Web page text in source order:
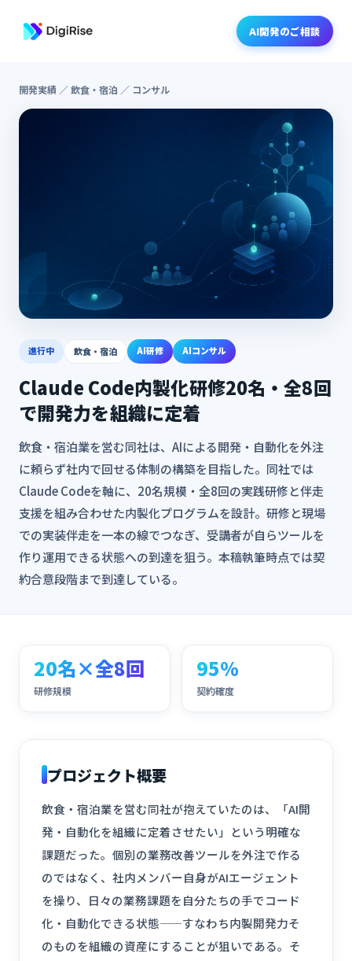
AI開発のご相談
開発実績 ／ 飲食・宿泊 ／ コンサル
進行中 飲食・宿泊 AI研修 AIコンサル
Claude Code内製化研修20名・全8回
で開発力を組織に定着
飲食・宿泊業を営む同社は、AIによる開発・自動化を外注
に頼らず社内で回せる体制の構築を目指した。同社では
Claude Codeを軸に、20名規模・全8回の実践研修と伴走
支援を組み合わせた内製化プログラムを設計。研修と現場
での実装伴走を一本の線でつなぎ、受講者が自らツールを
作り運用できる状態への到達を狙う。本稿執筆時点では契
約合意段階まで到達している。
20名×全8回
研修規模
95%
契約確度
プロジェクト概要
飲食・宿泊業を営む同社が抱えていたのは、「AI開
発・自動化を組織に定着させたい」という明確な
課題だった。個別の業務改善ツールを外注で作る
のではなく、社内メンバー自身がAIエージェント
を操り、日々の業務課題を自分たちの手でコード
化・自動化できる状態——すなわち内製開発力そ
のものを組織の資産にすることが狙いである。そ